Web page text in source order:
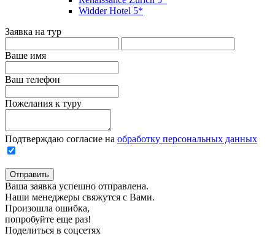
Widder Hotel 5*
Заявка на тур
Ваше имя
Ваш телефон
Пожелания к туру
Подтверждаю согласие на обработку персональных данных
Отправить
Ваша заявка успешно отправлена.
Наши менеджеры свяжутся с Вами.
Произошла ошибка,
попробуйте еще раз!
Поделиться в соцсетях